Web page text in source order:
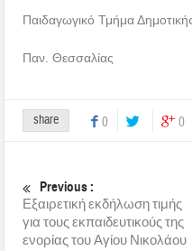
Παιδαγωγικό Τμήμα
Παν. Θεσσαλίας
share 0 0
Previous :
Εξαιρετική εκδήλωση τιμής
για τους εκπαιδευτικούς της
ενορίας του Αγίου Νικολάου